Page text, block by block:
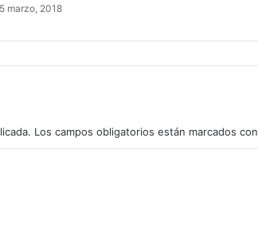
5 marzo, 2018
Los campos obligatorios están marcados con